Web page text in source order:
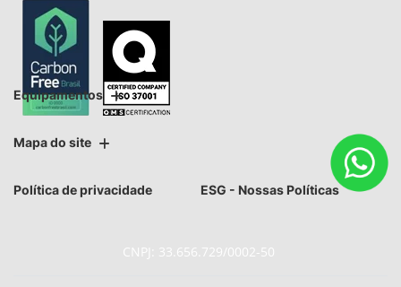
Equipamentos
Mapa do site
Política de privacidade ESG - Nossas Políticas
CNPJ: 33.656.729/0002-50